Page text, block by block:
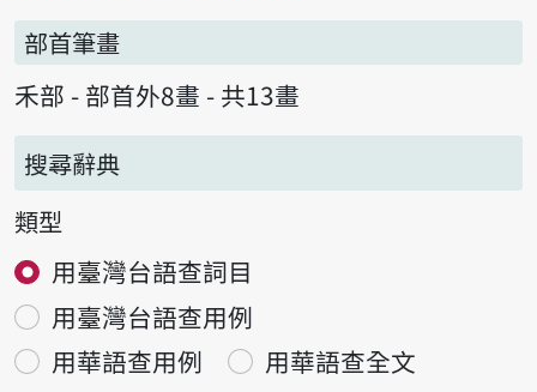
部首筆畫
禾部 - 部首外8畫 - 共13畫
搜尋辭典
類型
用臺灣台語查詞目
用臺灣台語查用例
用華語查用例
用華語查全文